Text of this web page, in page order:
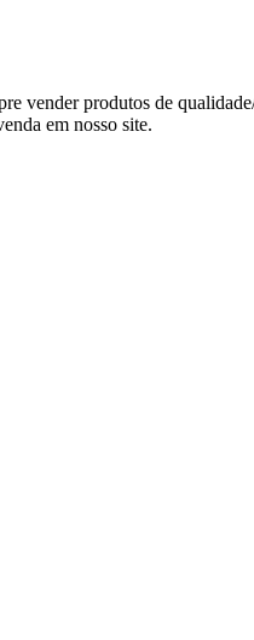
vender produtos de
em nosso site.